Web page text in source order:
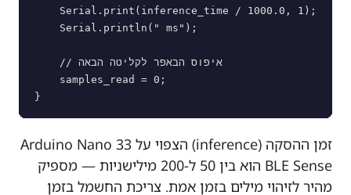
    Serial.print(inference_time / 1000.0, 1);
    Serial.println(" ms");
    // איפוס הבאפר לקליטה הבאה
    samples_read = 0;
זמן ההסקה (inference) הצפוי על Arduino Nano 33
BLE Sense הוא בין 50 ל-200 מילישניות — מספיק
מהיר לזיהוי מילים בזמן אמת. צריכת החשמל בזמן